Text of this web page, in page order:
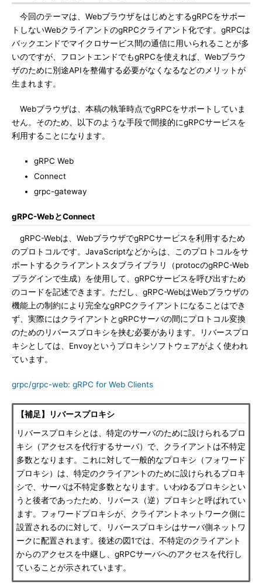
今回のテーマは、WebブラウザをはじめとするgRPCをサポー
トしないWebクライアントのgRPCクライアント化です。gRPCは
バックエンドでマイクロサービス間の通信に用いられることが多
いのですが、フロントエンドでもgRPCを使えれば、Webブラウ
ザのために別途APIを整備する必要がなくなるなどのメリットが
生まれます。
Webブラウザは、本稿の執筆時点でgRPCをサポートしていま
せん。そのため、以下のような手段で間接的にgRPCサービスを
利用することになります。
gRPC Web
Connect
grpc-gateway
gRPC-WebとConnect
gRPC-Webは、WebブラウザでgRPCサービスを利用するため
のプロトコルです。JavaScriptなどからは、このプロトコルをサ
ポートするクライアントスタブライブラリ（protocのgRPC-Web
プラグインで生成）を使用して、gRPCサービスを呼び出すため
のコードを記述できます。ただし、gRPC-WebはWebブラウザの
機能上の制約により完全なgRPCクライアントになることはでき
ず、実際にはクライアントとgRPCサーバの間にプロトコル変換
のためのリバースプロキシを挟む必要があります。リバースプロ
キシとしては、Envoyというプロキシソフトウェアがよく使われ
ています。
grpc/grpc-web: gRPC for Web Clients
【補足】リバースプロキシ
リバースプロキシとは、特定のサーバのために設けられるプロ
キシ（アクセスを代行するサーバ）で、クライアントは不特定
多数となります。これに対して一般的なプロキシ（フォワード
プロキシ）は、特定のクライアントのために設けられるプロキ
シで、サーバは不特定多数となります。いわゆるプロキシとい
うと後者であったため、リバース（逆）プロキシと呼ばれてい
ます。フォワードプロキシが、クライアントネットワーク側に
設置されるのに対して、リバースプロキシはサーバ側ネットワ
ークに配置されます。後述の図1では、不特定のクライアント
からのアクセスを中継し、gRPCサーバへのアクセスを代行し
ていることが示されています。